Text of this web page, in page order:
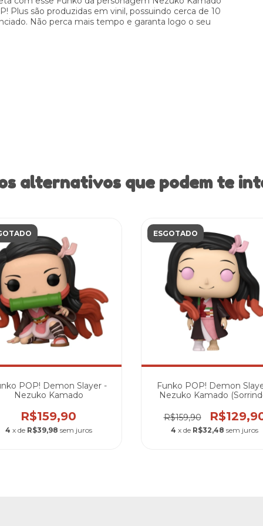
Plus são produzidas em vinil, possuindo cerca de 10
Não perca mais tempo e garanta logo o seu
alternativos que podem te
POP! Demon Slayer -
Nezuko Kamado
R$159,90
4 x de R$39,98 sem juros
ESGOTADO
Funko POP! Demon
Nezuko Kamado
R$159,90
4 x de R$32,48 sem juros